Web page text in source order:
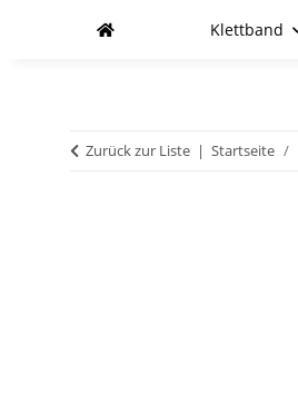
Klettband
Zurück zur Liste Startseite